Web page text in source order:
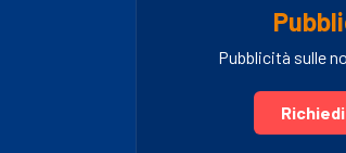
Pubblicità sulle